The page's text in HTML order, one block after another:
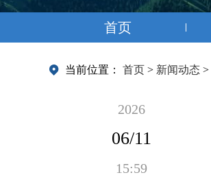
首页
当前位置： 首页 > 新闻动态 >
2026
06/11
15:59